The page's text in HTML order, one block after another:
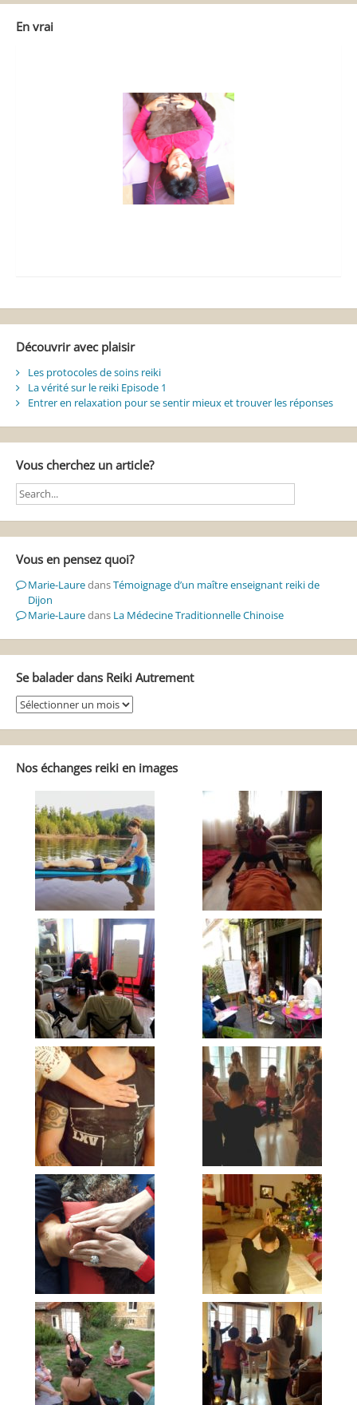
En vrai
Découvrir avec plaisir
Les protocoles de soins reiki
La vérité sur le reiki Episode 1
Entrer en relaxation pour se sentir mieux et trouver les réponses
Vous cherchez un article?
Vous en pensez quoi?
Marie-LauredansTémoignage d’un maître enseignant reiki de
Dijon
Marie-Lauredans La Médecine Traditionnelle Chinoise
Se balader dans Reiki Autrement
Se
balader
dans
Reiki
Autrement
Nos échanges reiki en images